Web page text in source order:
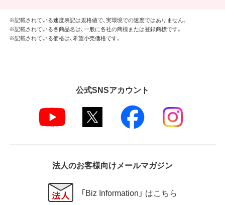
※記載されている速度表記は規格値で、実環境での速度ではありません。
※記載されている各商品名は、一般に各社の商標または登録商標です。
※記載されている価格は、希望小売価格です。
公式SNSアカウント
法人のお客様向けメールマガジン
「Biz Information」 はこちら